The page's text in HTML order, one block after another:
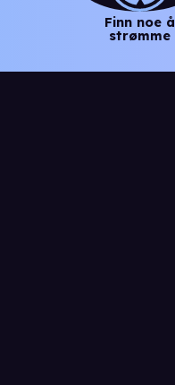
Finn noe å
strømme